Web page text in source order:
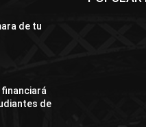
de tu
financiará
de